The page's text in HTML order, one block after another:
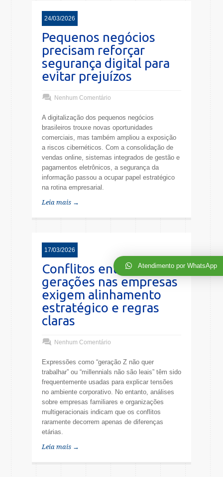
24/03/2026
Pequenos negócios
precisam reforçar
segurança digital para
evitar prejuízos
Nenhum Comentário
A digitalização dos pequenos negócios
brasileiros trouxe novas oportunidades
comerciais, mas também ampliou a exposição
a riscos cibernéticos. Com a consolidação de
vendas online, sistemas integrados de gestão e
pagamentos eletrônicos, a segurança da
informação passou a ocupar papel estratégico
na rotina empresarial.
Leia mais →
17/03/2026
Conflitos entre
gerações nas empresas
exigem alinhamento
estratégico e regras
claras
Nenhum Comentário
Expressões como “geração Z não quer
trabalhar” ou “millennials não são leais” têm sido
frequentemente usadas para explicar tensões
no ambiente corporativo. No entanto, análises
sobre empresas familiares e organizações
multigeracionais indicam que os conflitos
raramente decorrem apenas de diferenças
etárias.
Leia mais →
Atendimento por WhatsApp